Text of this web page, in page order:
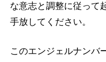
な意志と調整に従って
手放してください。
このエンジェルナンバ